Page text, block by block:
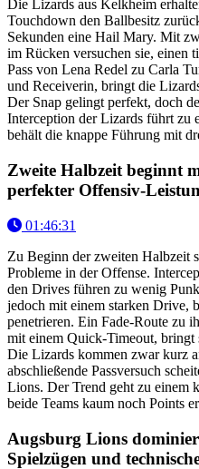
Die Lizards aus Kelkheim
Touchdown den Ballbesitz
Sekunden eine Hail Mary. Mit
im Rücken versuchen sie, einen
Pass von Lena Redel zu Carla
und Receiverin, bringt die
Der Snap gelingt perfekt, doch
Interception der Lizards führt zu
behält die knappe Führung mit
Zweite Halbzeit beginnt
perfekter Offensiv-
01:46:31
Zu Beginn der zweiten Halbzeit
Probleme in der Offense.
den Drives führen zu wenig
jedoch mit einem starken Drive,
penetrieren. Ein Fade-Route zu
mit einem Quick-Timeout, bringt
Die Lizards kommen zwar kurz
abschließende Passversuch
Lions. Der Trend geht zu einem
beide Teams kaum noch Points
Augsburg Lions
Spielzügen und